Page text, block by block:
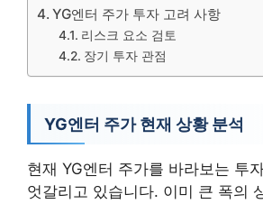
YG엔터 주가 투자 고려 사항
리스크 요소 검토
장기 투자 관점
YG엔터 주가 현재 상황 분석
현재 YG엔터 주가를 바라보는 투
엇갈리고 있습니다. 이미 큰 폭의